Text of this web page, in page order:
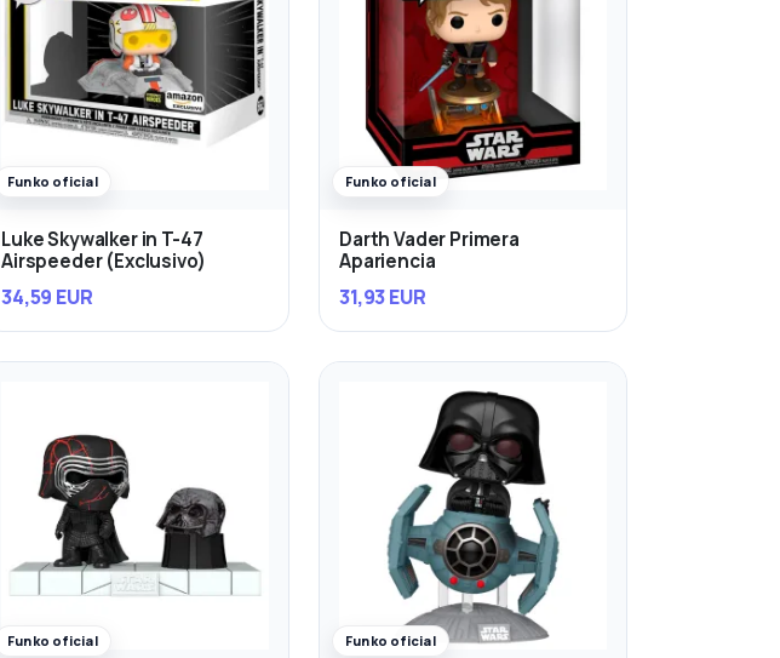
Funko oficial
Luke Skywalker in T-47
Airspeeder (Exclusivo)
34,59 EUR
Funko oficial
Darth Vader Primera
Apariencia
31,93 EUR
Funko oficial Funko oficial